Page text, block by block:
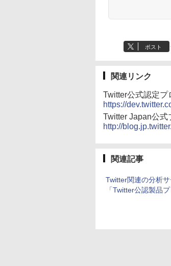
ポスト
関連リンク
Twitter公式認定プ
https://
Twitter Japan公
http://
関連記事
Twitter関連の分析
「Twitter公認製品プ